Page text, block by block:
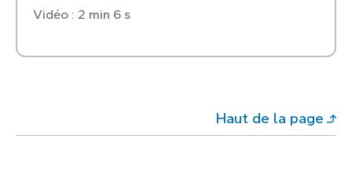
Vidéo : 2 min 6 s
Haut de la page